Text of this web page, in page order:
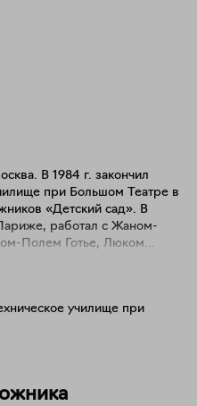
В 1984 г. закончил
при Большом Театре в
«Детский сад». В
работал с Жаном-
Полем Готье, Люком
искусства.
галереи (Москва);
Санкт-Петербург (Санкт-
Чарльза Саатчи, Симона
училище при